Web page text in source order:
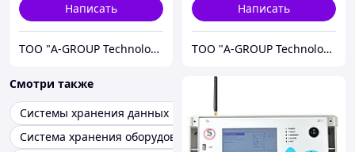
Написать
ТОО "A-GROUP Technologies"
Написать
ТОО "A-GROUP Technologies"
Смотри также
Системы хранения данных программное обеспечение
Система хранения оборудования